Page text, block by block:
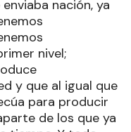
nación, ya
nivel;
y que al igual que
para producir
de los que ya